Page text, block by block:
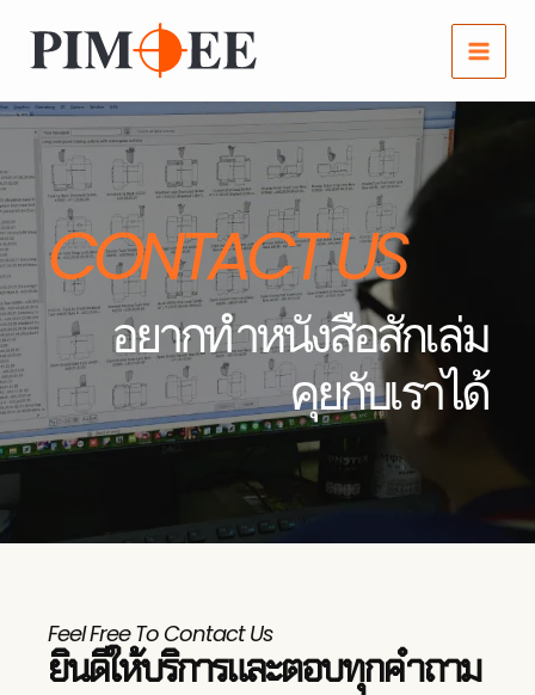
CONTACT US
อยากทำ​หนังสือสักเล่ม
คุยกับเราได้
Feel Free To Contact Us
ยินดีให้บริการ​และตอบทุกคำถาม